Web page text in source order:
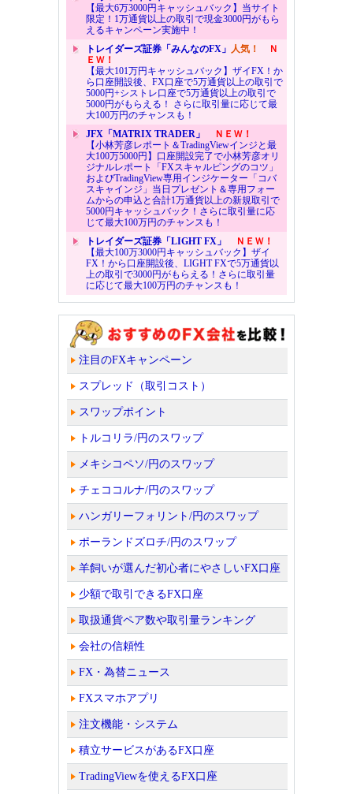
【最大6万3000円キャッシュバック】当サイト
限定！1万通貨以上の取引で現金3000円がもら
えるキャンペーン実施中！
トレイダーズ証券「みんなのFX」 人気！
Ｎ
ＥＷ！
【最大101万円キャッシュバック】ザイFX！か
ら口座開設後、FX口座で5万通貨以上の取引で
5000円+シストレ口座で5万通貨以上の取引で
5000円がもらえる！ さらに取引量に応じて最
大100万円のチャンスも！
JFX「MATRIX TRADER」
ＮＥＷ！
【小林芳彦レポート＆TradingViewインジと最
大100万5000円】口座開設完了で小林芳彦オリ
ジナルレポート「FXスキャルピングのコツ」
およびTradingView専用インジケーター「コバ
スキャインジ」当日プレゼント＆専用フォー
ムからの申込と合計1万通貨以上の新規取引で
5000円キャッシュバック！さらに取引量に応
じて最大100万円のチャンスも！
トレイダーズ証券「LIGHT FX」
ＮＥＷ！
【最大100万3000円キャッシュバック】ザイ
FX！から口座開設後、LIGHT FXで5万通貨以
上の取引で3000円がもらえる！さらに取引量
に応じて最大100万円のチャンスも！
注目のFXキャンペーン
スプレッド（取引コスト）
スワップポイント
トルコリラ/円のスワップ
メキシコペソ/円のスワップ
チェココルナ/円のスワップ
ハンガリーフォリント/円のスワップ
ポーランドズロチ/円のスワップ
羊飼いが選んだ初心者にやさしいFX口座
少額で取引できるFX口座
取扱通貨ペア数や取引量ランキング
会社の信頼性
FX・為替ニュース
FXスマホアプリ
注文機能・システム
積立サービスがあるFX口座
TradingViewを使えるFX口座